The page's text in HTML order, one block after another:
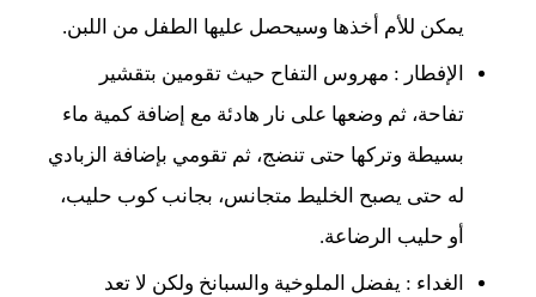
يمكن للأم أخذها وسيحصل عليها الطفل من اللبن.
الإفطار : مهروس التفاح حيث تقومين بتقشير
تفاحة، ثم وضعها على نار هادئة مع إضافة كمية ماء
بسيطة وتركها حتى تنضج، ثم تقومي بإضافة الزبادي
له حتى يصبح الخليط متجانس، بجانب كوب حليب،
أو حليب الرضاعة.
الغداء : يفضل الملوخية والسبانخ ولكن لا تعد